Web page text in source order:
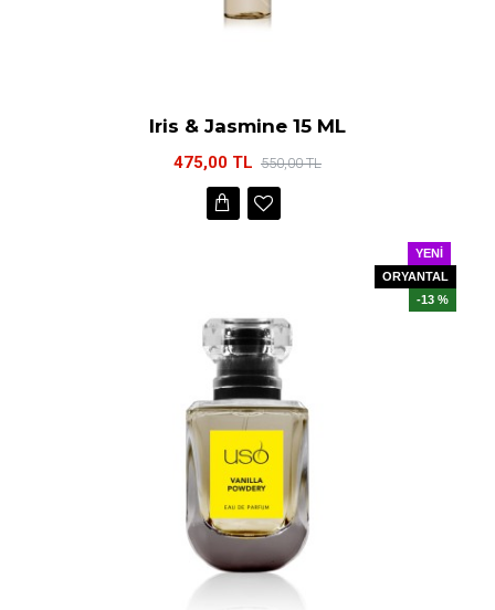
Iris & Jasmine 15 ML
475,00 TL 550,00 TL
YENI
ORYANTAL
-13 %